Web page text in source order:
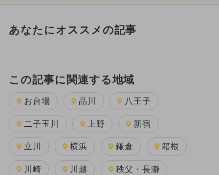
あなたにオススメの記事
この記事に関連する地域
お台場 品川 八王子
二子玉川 上野 新宿
立川 横浜 鎌倉 箱根
川崎 川越 秩父・長瀞